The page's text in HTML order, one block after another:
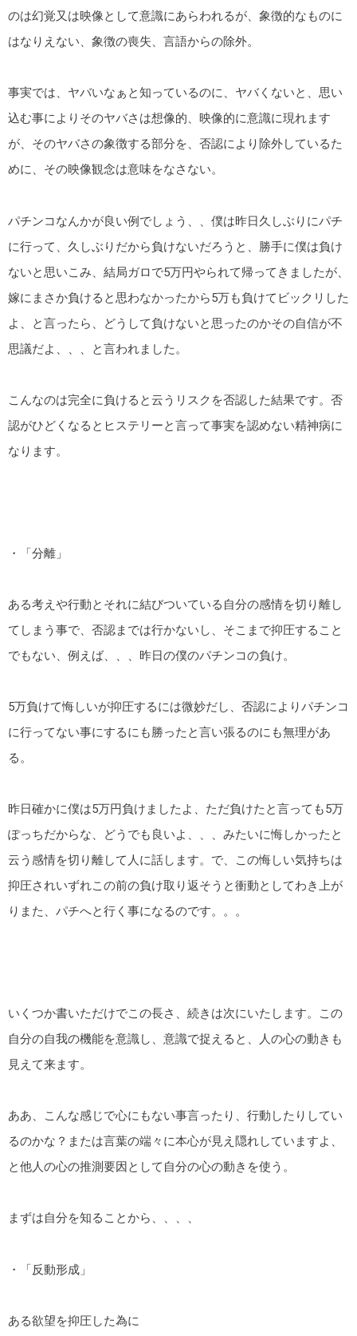
のは幻覚又は映像として意識にあらわれるが、象徴的なものに
はなりえない、象徴の喪失、言語からの除外。
事実では、ヤバいなぁと知っているのに、ヤバくないと、思い
込む事によりそのヤバさは想像的、映像的に意識に現れます
が、そのヤバさの象徴する部分を、否認により除外しているた
めに、その映像観念は意味をなさない。
パチンコなんかが良い例でしょう、、僕は昨日久しぶりにパチ
に行って、久しぶりだから負けないだろうと、勝手に僕は負け
ないと思いこみ、結局ガロで5万円やられて帰ってきましたが、
嫁にまさか負けると思わなかったから5万も負けてビックリした
よ、と言ったら、どうして負けないと思ったのかその自信が不
思議だよ、、、と言われました。
こんなのは完全に負けると云うリスクを否認した結果です。否
認がひどくなるとヒステリーと言って事実を認めない精神病に
なります。
・「分離」
ある考えや行動とそれに結びついている自分の感情を切り離し
てしまう事で、否認までは行かないし、そこまで抑圧すること
でもない、例えば、、、昨日の僕のパチンコの負け。
5万負けて悔しいが抑圧するには微妙だし、否認によりパチンコ
に行ってない事にするにも勝ったと言い張るのにも無理があ
る。
昨日確かに僕は5万円負けましたよ、ただ負けたと言っても5万
ぽっちだからな、どうでも良いよ、、、みたいに悔しかったと
云う感情を切り離して人に話します。で、この悔しい気持ちは
抑圧されいずれこの前の負け取り返そうと衝動としてわき上が
りまた、パチへと行く事になるのです。。。
いくつか書いただけでこの長さ、続きは次にいたします。この
自分の自我の機能を意識し、意識で捉えると、人の心の動きも
見えて来ます。
ああ、こんな感じで心にもない事言ったり、行動したりしてい
るのかな？または言葉の端々に本心が見え隠れしていますよ、
と他人の心の推測要因として自分の心の動きを使う。
まずは自分を知ることから、、、、
・「反動形成」
ある欲望を抑圧した為に